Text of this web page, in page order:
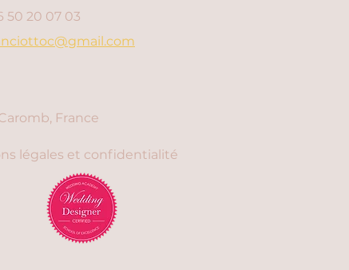
50 20 07 03
France
légales et confidentialité